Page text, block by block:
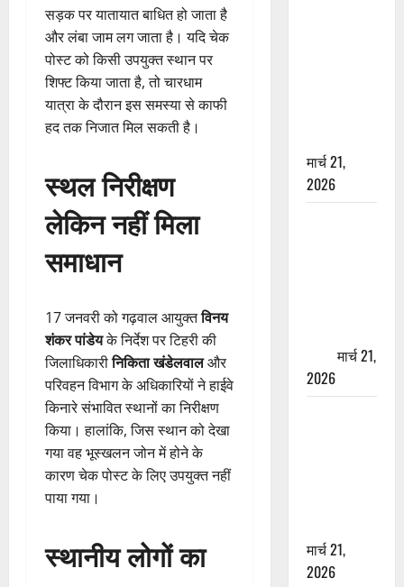
सड़क पर यातायात बाधित हो जाता है
और लंबा जाम लग जाता है। यदि चेक
पोस्ट को किसी उपयुक्त स्थान पर
शिफ्ट किया जाता है, तो चारधाम
यात्रा के दौरान इस समस्या से काफी
हद तक निजात मिल सकती है।
स्थल निरीक्षण
लेकिन नहीं मिला
समाधान
17 जनवरी को गढ़वाल आयुक्तविनय
शंकर पांडेयके निर्देश पर टिहरी की
जिलाधिकारीनिकिता खंडेलवालऔर
परिवहन विभाग के अधिकारियों ने हाईवे
किनारे संभावित स्थानों का निरीक्षण
किया। हालांकि, जिस स्थान को देखा
गया वह भूस्खलन जोन में होने के
कारण चेक पोस्ट के लिए उपयुक्त नहीं
पाया गया।
स्थानीय लोगों का
मार्च 21,
2026
मार्च 21,
2026
मार्च 21,
2026